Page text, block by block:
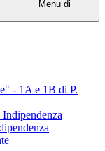
Menu di
- 1A e 1B di P.